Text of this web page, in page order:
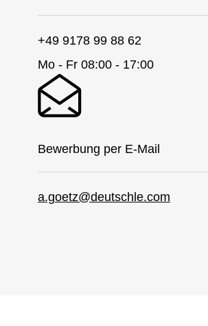
+49 9178 99 88 62
Mo - Fr 08:00 - 17:00
Bewerbung per E-Mail
a.goetz@deutschle.com